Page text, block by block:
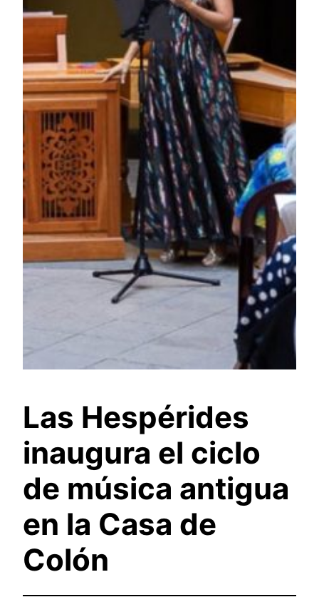
Las Hespérides
inaugura el ciclo
de música antigua
en la Casa de
Colón